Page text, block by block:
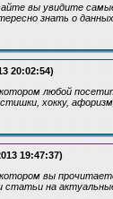
вы увидите
знать о
20:02:54)
любой
хокку,
19:47:37)
вы
статьи на